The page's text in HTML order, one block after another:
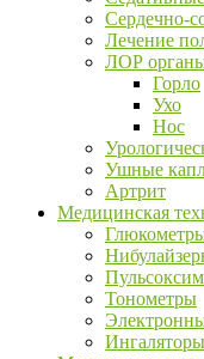
Сердечно-
Лечение
ЛОР
Горло
Ухо
Нос
Ушные
Артрит
Медицинская
Тонометры
Ингаляторы